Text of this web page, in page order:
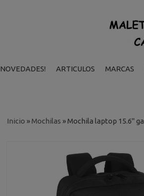
NOVEDADES! ARTICULOS MARCAS
Inicio »Mochilas »Mochila laptop 15.6"